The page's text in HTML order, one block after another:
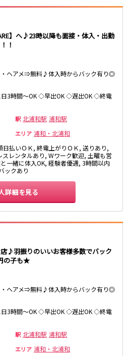
】へ♪23時以降も面接・体入・出勤
！
・ヘアメ⇒無料♪体入時からバック有り◎
3時間～OK ◇早出OK ◇遅出OK ◇終電
駅 北浦和駅 浦和駅
エリア 浦和・北浦和
日払いＯＫ, 終電上がりＯＫ, 送りあり,
スレンタルあり, Wワーク歓迎, 土曜も営
一緒に体入OK, 経験者優遇, 3時間以内
ックあり
詳細を見る
♪羽振りのいいお客様多数でバック
の子も★
・ヘアメ⇒無料♪体入時からバック有り◎
3時間～OK ◇早出OK ◇遅出OK ◇終電
駅 北浦和駅 浦和駅
エリア 浦和・北浦和
小山
取手
前橋・伊勢崎
太田
渋川
銀座駅
赤坂見附駅
南阿佐ケ谷駅
大宮駅
赤羽駅
蒲田駅
神田駅
御徒町駅
北浦和駅
王子駅
さいたま新都心駅
五反田駅